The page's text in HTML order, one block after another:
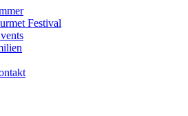
Festival